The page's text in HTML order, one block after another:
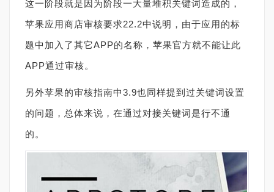
这一阶段就是因为阶段一大量堆积关键词造成的，
苹果应用商店审核要求22.2中说明，由于应用的标
题中加入了其它APP的名称，苹果官方就不能让此
APP通过审核。
另外苹果的审核指南中3.9也同样提到过关键词设置
的问题，总体来说，在通过对接关键词是行不通
的。